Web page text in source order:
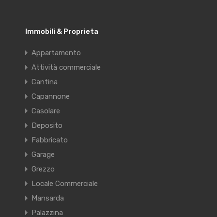
Immobili & Proprieta
Appartamento
Attività commerciale
Cantina
Capannone
Casolare
Deposito
Fabbricato
Garage
Grezzo
Locale Commerciale
Mansarda
Palazzina